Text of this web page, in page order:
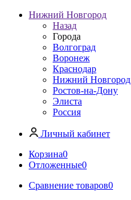
Нижний Новгород
Назад
Города
Волгоград
Воронеж
Краснодар
Нижний Новгород
Ростов-на-Дону
Элиста
Россия
Личный кабинет
Корзина0
Отложенные0
Сравнение товаров0